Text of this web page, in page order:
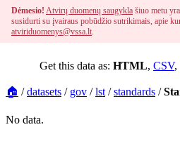
Dėmesio! Atvirų duomenų saugykla šiuo metu yra
susidurti su įvairaus pobūdžio sutrikimais, apie
atviriduomenys@vssa.lt.
Get this data as: HTML, CSV,
🏠 /datasets / gov /lst /standards /
No data.